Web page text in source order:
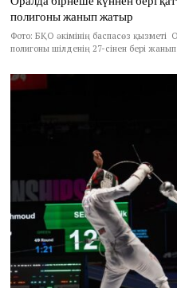
полигоны жанып жатыр
Фото: БҚО әкімінің баспасөз
полигоны шілденің 27-сінен бері